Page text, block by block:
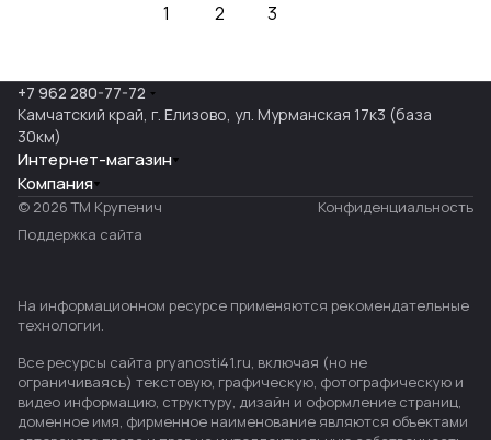
1 2 3
+7 962 280-77-72
Камчатский край, г. Елизово, ул. Мурманская 17к3 (база
30км)
Интернет-магазин
Компания
© 2026 ТМ Крупенич
Конфиденциальность
Поддержка сайта
На информационном ресурсе применяются рекомендательные
технологии.
Все ресурсы сайта pryanosti41.ru, включая (но не
ограничиваясь) текстовую, графическую, фотографическую и
видео информацию, структуру, дизайн и оформление страниц,
доменное имя, фирменное наименование являются объектами